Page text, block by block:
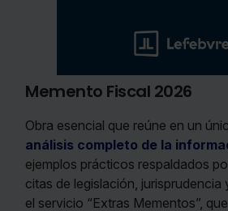
Memento Fiscal 2026
Obra esencial que reúne en un
análisis completo de la
ejemplos prácticos respaldados
citas de legislación,
el servicio “Extras Mementos”,